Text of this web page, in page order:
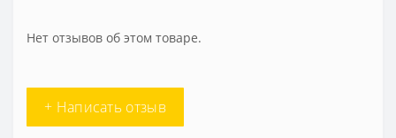
Нет отзывов об этом товаре.
+ Написать отзыв